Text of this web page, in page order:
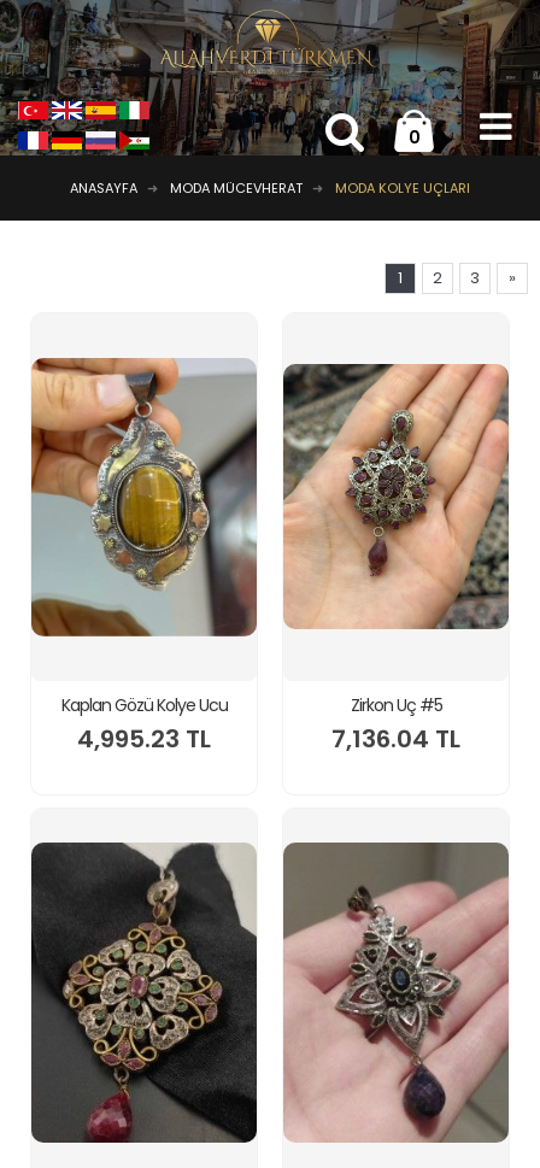
0
ANASAYFA MODA MÜCEVHERAT MODA KOLYE UÇLARI
1 2 3 »
Kaplan Gözü Kolye Ucu
4,995.23 TL
Zirkon Uç #5
7,136.04 TL